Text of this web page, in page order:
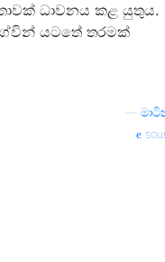
ධාවනය කළ යුතුය.
යටතේ තරමක්